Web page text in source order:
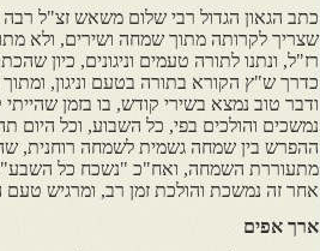
כתב הגאון הגדול רבי שלום משאש זצ"ל
שצריך לקרותה מתוך שמחה ושירים, ולא
רז"ל, ונתנו לתורה טעמים וניגונים,
כדרך ש"ץ הקורא בתורה בטעם וניגון,
ודבר טוב נמצא בשירי קודש, בו בזמן
נמשכים והולכים בפי, כל השבוע, וכל היום
ההפרש בין שמחה גשמית לשמחה רוחנית,
מתעוררת השמחה, ואח"כ "נשכח כל השבע",
אחר זה נמשכת והולכת זמן רב, ומרגיש טעם
ארך אפים